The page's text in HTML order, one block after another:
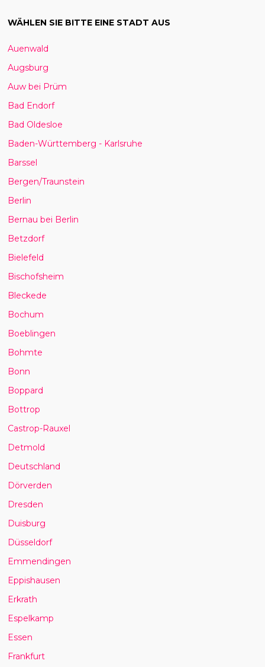
WÄHLEN SIE BITTE EINE STADT AUS
Auenwald
Augsburg
Auw bei Prüm
Bad Endorf
Bad Oldesloe
Baden-Württemberg - Karlsruhe
Barssel
Bergen/Traunstein
Berlin
Bernau bei Berlin
Betzdorf
Bielefeld
Bischofsheim
Bleckede
Bochum
Boeblingen
Bohmte
Bonn
Boppard
Bottrop
Castrop-Rauxel
Detmold
Deutschland
Dörverden
Dresden
Duisburg
Düsseldorf
Emmendingen
Eppishausen
Erkrath
Espelkamp
Essen
Frankfurt